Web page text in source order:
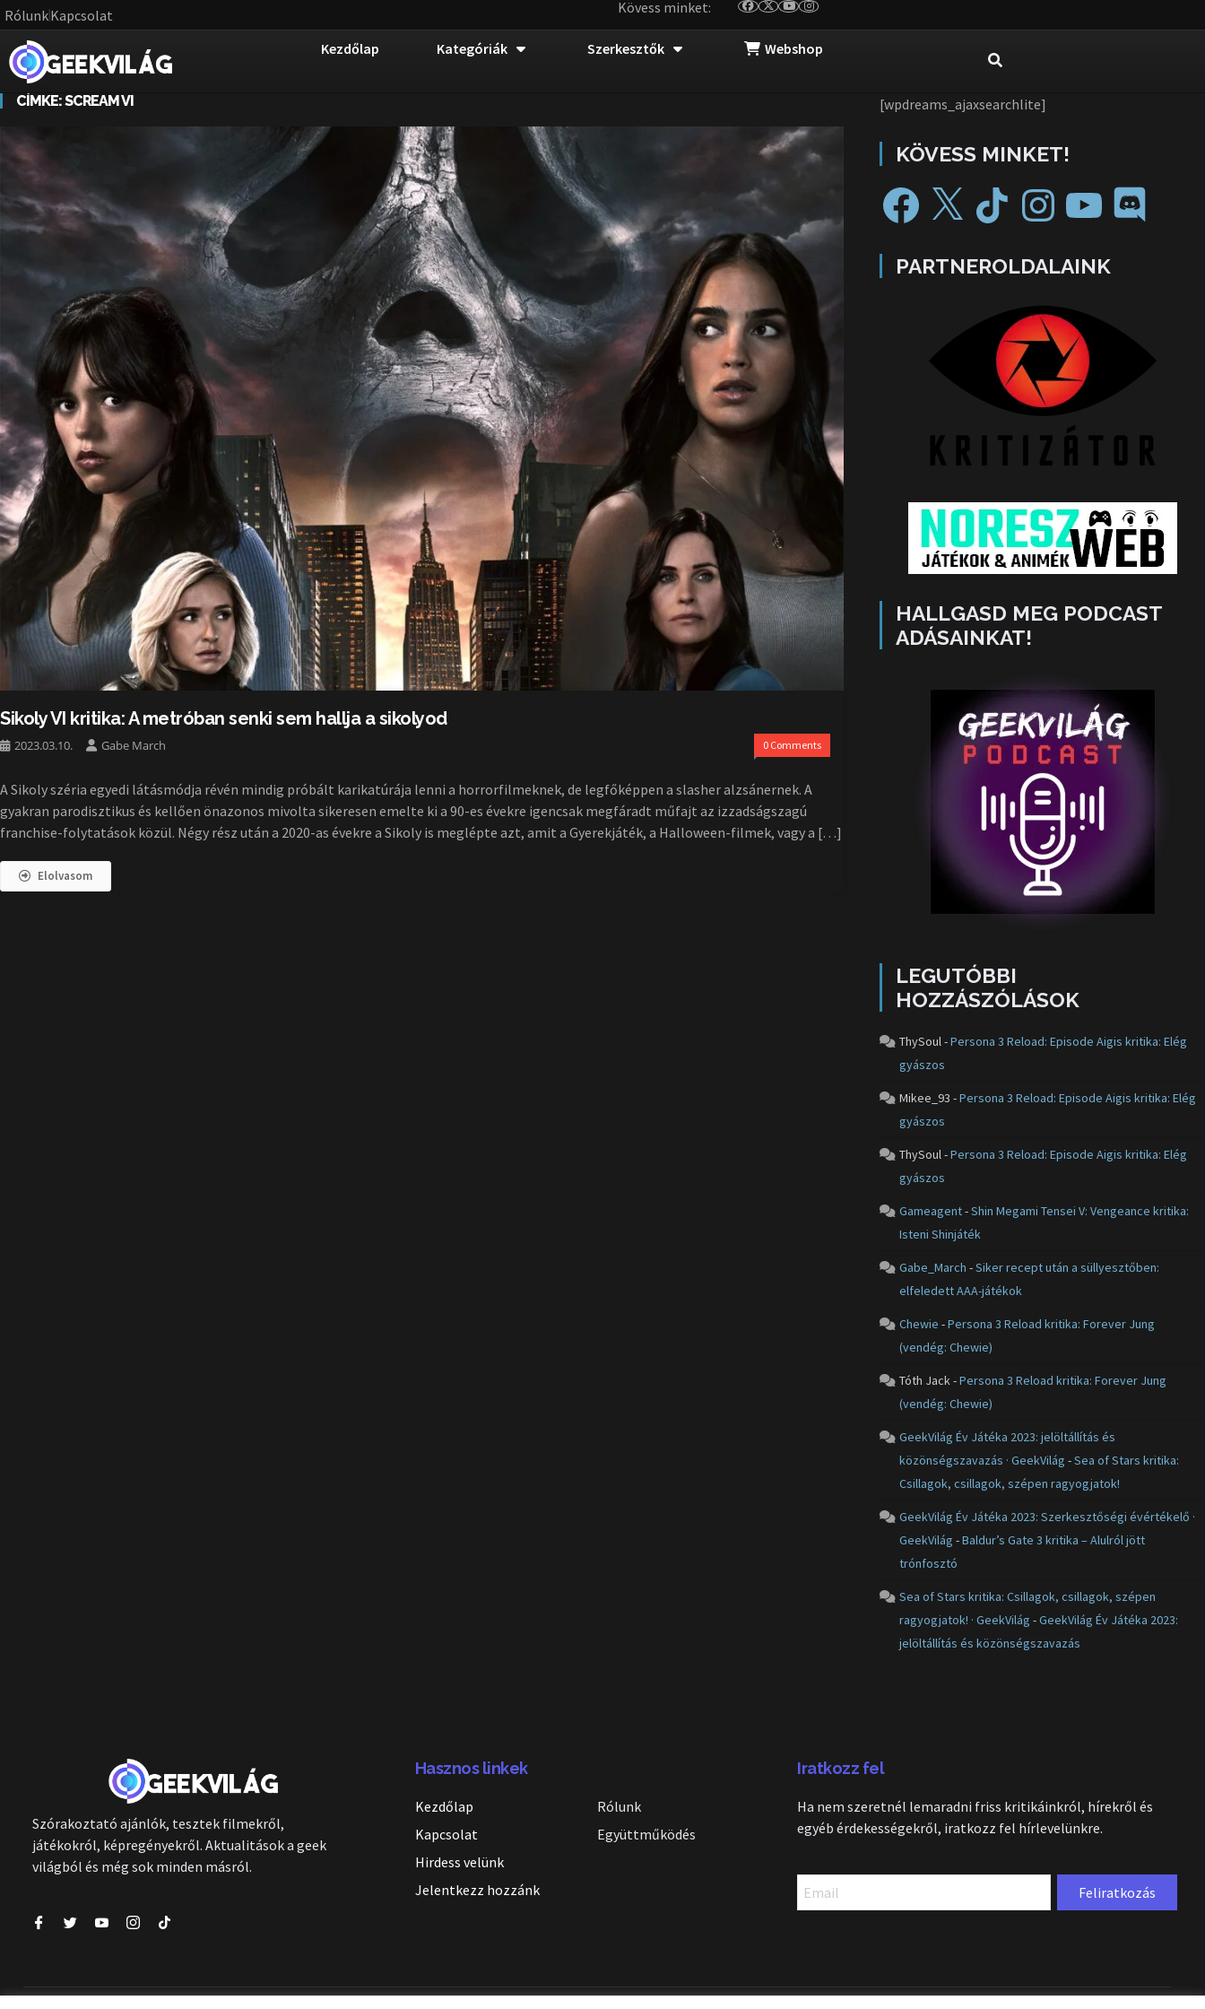
RólunkKapcsolat Kövess minket:
Kezdőlap Kategóriák Szerkesztők Webshop
CÍMKE:SCREAM VI
Sikoly VI kritika: A metróban senki sem hallja a sikolyod
2023.03.10. Gabe March 0 Comments
A Sikoly széria egyedi látásmódja révén mindig próbált karikatúrája lenni a horrorfilmeknek, de legfőképpen a slasher alzsánernek. A
gyakran parodisztikus és kellően önazonos mivolta sikeresen emelte ki a 90-es évekre igencsak megfáradt műfajt az izzadságszagú
franchise-folytatások közül. Négy rész után a 2020-as évekre a Sikoly is meglépte azt, amit a Gyerekjáték, a Halloween-filmek, vagy a […]
Elolvasom
[wpdreams_ajaxsearchlite]
KÖVESS MINKET!
PARTNEROLDALAINK
HALLGASD MEG PODCAST
ADÁSAINKAT!
LEGUTÓBBI
HOZZÁSZÓLÁSOK
ThySoul-Persona 3 Reload: Episode Aigis kritika: Elég
gyászos
Mikee_93 -Persona 3 Reload: Episode Aigis kritika: Elég
gyászos
ThySoul-Persona 3 Reload: Episode Aigis kritika: Elég
gyászos
Gameagent-Shin Megami Tensei V: Vengeance kritika:
Isteni Shinjáték
Gabe_March -Siker recept után a süllyesztőben:
elfeledett AAA-játékok
Chewie -Persona 3 Reload kritika: Forever Jung
(vendég: Chewie)
Tóth Jack-Persona 3 Reload kritika: Forever Jung
(vendég: Chewie)
GeekVilág Év Játéka 2023: jelöltállítás és
közönségszavazás · GeekVilág -Sea of Stars kritika:
Csillagok, csillagok, szépen ragyogjatok!
GeekVilág Év Játéka 2023: Szerkesztőségi évértékelő ·
GeekVilág -Baldur’s Gate 3 kritika – Alulról jött
trónfosztó
Sea of Stars kritika: Csillagok, csillagok, szépen
ragyogjatok! · GeekVilág -GeekVilág Év Játéka 2023:
jelöltállítás és közönségszavazás
Szórakoztató ajánlók, tesztek filmekről,
játékokról, képregényekről. Aktualitások a geek
világból és még sok minden másról.
Hasznos linkek
Kezdőlap
Kapcsolat
Hirdess velünk
Jelentkezz hozzánk
Rólunk
Együttműködés
Iratkozz fel
Ha nem szeretnél lemaradni friss kritikáinkról, hírekről és
egyéb érdekességekről, iratkozz fel hírlevelünkre.
Feliratkozás